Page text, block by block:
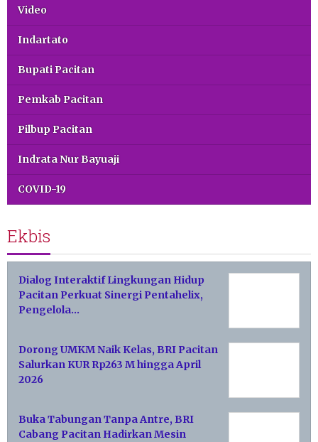
Video
Indartato
Bupati Pacitan
Pemkab Pacitan
Pilbup Pacitan
Indrata Nur Bayuaji
COVID-19
Ekbis
Dialog Interaktif Lingkungan Hidup
Pacitan Perkuat Sinergi Pentahelix,
Pengelola…
Dorong UMKM Naik Kelas, BRI Pacitan
Salurkan KUR Rp263 M hingga April
2026
Buka Tabungan Tanpa Antre, BRI
Cabang Pacitan Hadirkan Mesin